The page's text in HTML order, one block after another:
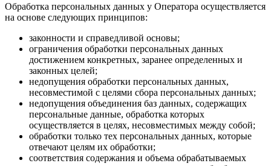
Обработка персональных данных у Оператора осуществляется
на основе следующих принципов:
законности и справедливой основы;
ограничения обработки персональных данных
достижением конкретных, заранее определенных и
законных целей;
недопущения обработки персональных данных,
несовместимой с целями сбора персональных данных;
недопущения объединения баз данных, содержащих
персональные данные, обработка которых
осуществляется в целях, несовместимых между собой;
обработки только тех персональных данных, которые
отвечают целям их обработки;
соответствия содержания и объема обрабатываемых